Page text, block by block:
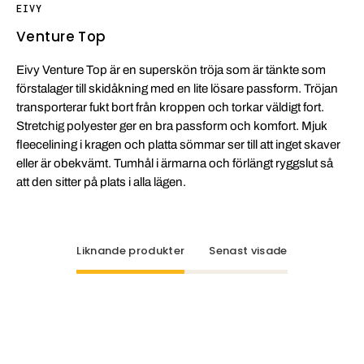
EIVY
Venture Top
Eivy Venture Top är en superskön tröja som är tänkte som
förstalager till skidåkning med en lite lösare passform. Tröjan
transporterar fukt bort från kroppen och torkar väldigt fort.
Stretchig polyester ger en bra passform och komfort. Mjuk
fleecelining i kragen och platta sömmar ser till att inget skaver
eller är obekvämt. Tumhål i ärmarna och förlängt ryggslut så
att den sitter på plats i alla lägen.
Liknande produkter Senast visade